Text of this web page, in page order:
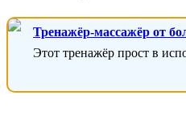
Тренажёр-массажёр от
Этот тренажёр прост в